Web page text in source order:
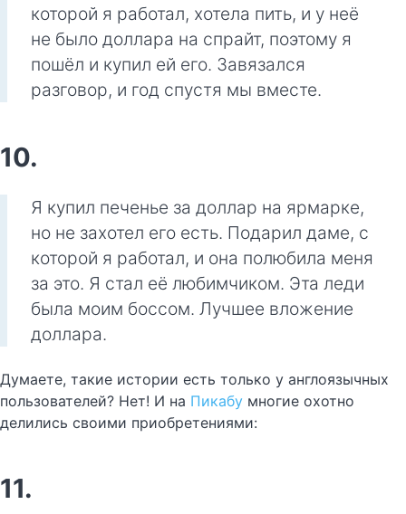
которой я работал, хотела пить, и у неё
не было доллара на спрайт, поэтому я
пошёл и купил ей его. Завязался
разговор, и год спустя мы вместе.
10.
Я купил печенье за ​​доллар на ярмарке,
но не захотел его есть. Подарил даме, с
которой я работал, и она полюбила меня
за это. Я стал её любимчиком. Эта леди
была моим боссом. Лучшее вложение
доллара.
Думаете, такие истории есть только у англоязычных
пользователей? Нет! И на Пикабу многие охотно
делились своими приобретениями:
11.